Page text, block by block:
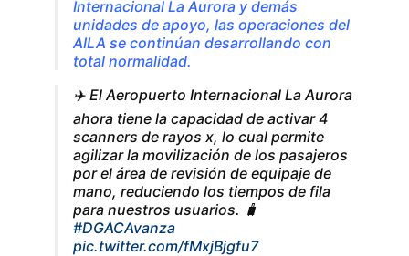
Internacional La Aurora y demás
unidades de apoyo, las operaciones del
AILA se continúan desarrollando con
total normalidad.
✈️ El Aeropuerto Internacional La Aurora
ahora tiene la capacidad de activar 4
scanners de rayos x, lo cual permite
agilizar la movilización de los pasajeros
por el área de revisión de equipaje de
mano, reduciendo los tiempos de fila
para nuestros usuarios. 🧳
#DGACAvanza
pic.twitter.com/fMxjBjgfu7